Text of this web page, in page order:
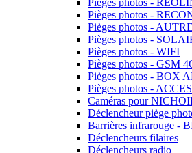
Pièges photos -
Pièges photos -
Pièges photos -
Pièges photos -
Pièges photos - WIFI
Pièges photos - GSM
Pièges photos - BOX
Pièges photos -
Caméras pour
Déclencheur piège
Barrières infrarouge -
Déclencheurs filaires
Déclencheurs radio